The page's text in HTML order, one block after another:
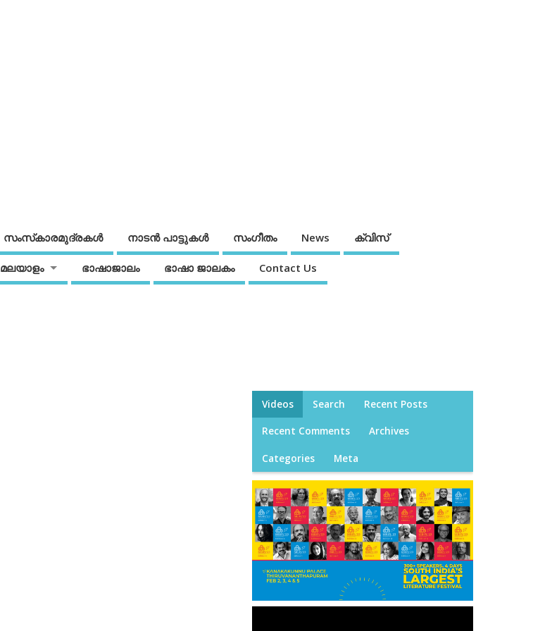
സംസ്‌കാരമുദ്രകള്‍ നാടന്‍ പാട്ടുകള്‍ സംഗീതം News ക്വിസ്
മലയാളം ഭാഷാജാലം ഭാഷാ ജാലകം Contact Us
Videos Search Recent Posts
Recent Comments Archives
Categories Meta